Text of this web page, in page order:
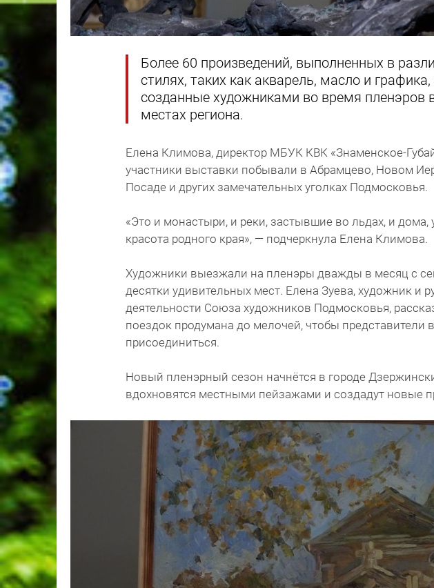
Более 60 произведений, выполненных в
стилях, таких как акварель, масло и
созданные художниками во время пленэров
местах региона.
Елена Климова, директор МБУК КВК «Знаменское-
участники выставки побывали в Абрамцево, Новом
Посаде и других замечательных уголках Подмосковья.
«Это и монастыри, и реки, застывшие во льдах, и дома,
красота родного края», — подчеркнула Елена Климова.
Художники выезжали на пленэры дважды в месяц с
десятки удивительных мест. Елена Зуева, художник и
деятельности Союза художников Подмосковья,
поездок продумана до мелочей, чтобы представители
присоединиться.
Новый пленэрный сезон начнётся в городе
вдохновятся местными пейзажами и создадут новые